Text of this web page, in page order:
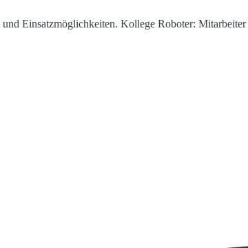
Einsatzmöglichkeiten. Kollege Roboter: